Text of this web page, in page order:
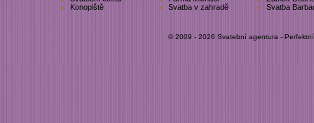
Konopiště
Svatba v zahradě Svatba
© 2009 - 2026 Svatební agentura -